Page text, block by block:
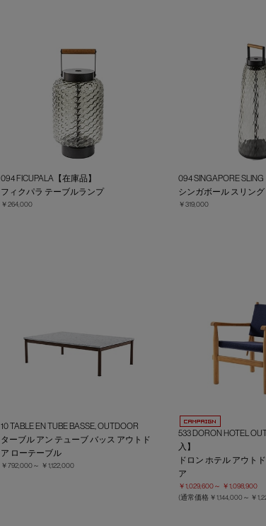
094 FICUPALA【在庫品】
フィクパラ テーブルランプ
￥264,000
094 SINGAPORE SLING
シンガボール スリン
￥319,000
10 TABLE EN TUBE BASSE, OUTDOOR
ターブル アン テューブ バッス アウトド
ア ローテーブル
￥792,000～ ￥1,122,000
533 DORON HOTEL
入】
ドロン ホテル アウト
ア
￥1,029,600～ ￥1,098,900
(通常価格 ￥1,144,000～ ￥